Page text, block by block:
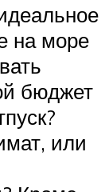
на море
бюджет
или